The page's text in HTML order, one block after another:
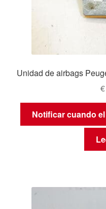
Unidad de airbags
€
Notificar cuando